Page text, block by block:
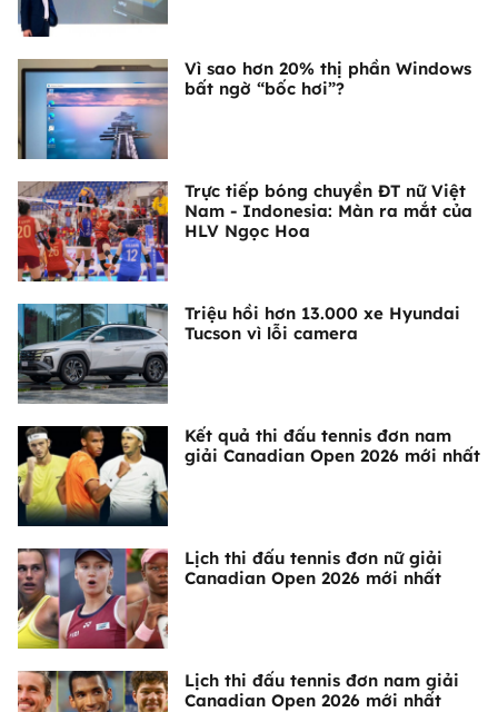
Vì sao hơn 20% thị phần Windows
bất ngờ “bốc hơi”?
Trực tiếp bóng chuyền ĐT nữ Việt
Nam - Indonesia: Màn ra mắt của
HLV Ngọc Hoa
Triệu hồi hơn 13.000 xe Hyundai
Tucson vì lỗi camera
Kết quả thi đấu tennis đơn nam
giải Canadian Open 2026 mới nhất
Lịch thi đấu tennis đơn nữ giải
Canadian Open 2026 mới nhất
Lịch thi đấu tennis đơn nam giải
Canadian Open 2026 mới nhất